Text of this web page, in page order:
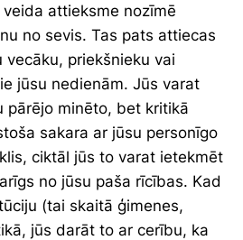
attieksme nozīmē
no sevis. Tas pats attiecas
vecāku, priekšnieku vai
jūsu nedienām. Jūs varat
pārējo minēto, bet kritikā
sakara ar jūsu personīgo
ciktāl jūs to varat ietekmēt
no jūsu paša rīcības. Kad
(tai skaitā ģimenes,
jūs darāt to ar cerību, ka